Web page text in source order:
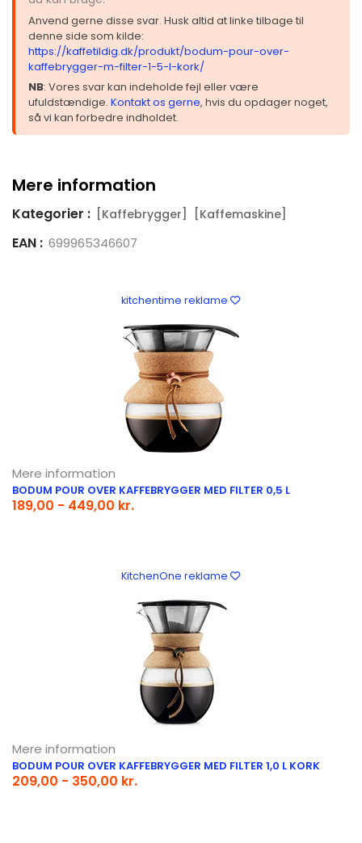
Anvend gerne disse svar. Husk altid at linke tilbage til
denne side som kilde:
https://kaffetildig.dk/produkt/bodum-pour-over-
kaffebrygger-m-filter-1-5-l-kork/
NB: Vores svar kan indeholde fejl eller være
ufuldstændige. Kontakt os gerne, hvis du opdager noget,
så vi kan forbedre indholdet.
Mere information
Kategorier : [Kaffebrygger] [Kaffemaskine]
EAN : 699965346607
kitchentime reklame
Mere information
BODUM POUR OVER KAFFEBRYGGER MED FILTER 0,5 L
189,00 - 449,00 kr.
KitchenOne reklame
Mere information
BODUM POUR OVER KAFFEBRYGGER MED FILTER 1,0 L KORK
209,00 - 350,00 kr.